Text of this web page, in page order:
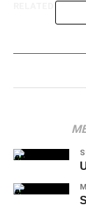
RELATED